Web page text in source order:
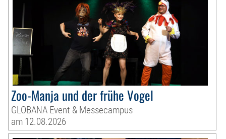
Zoo-Manja und der frühe Vogel
GLOBANA Event & Messecampus
am 12.08.2026